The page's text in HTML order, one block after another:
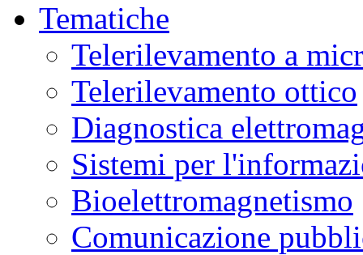
Tematiche
Telerilevamento a
Telerilevamento ottico
Diagnostica
Sistemi per
Bioelettromagnetismo
Comunicazione